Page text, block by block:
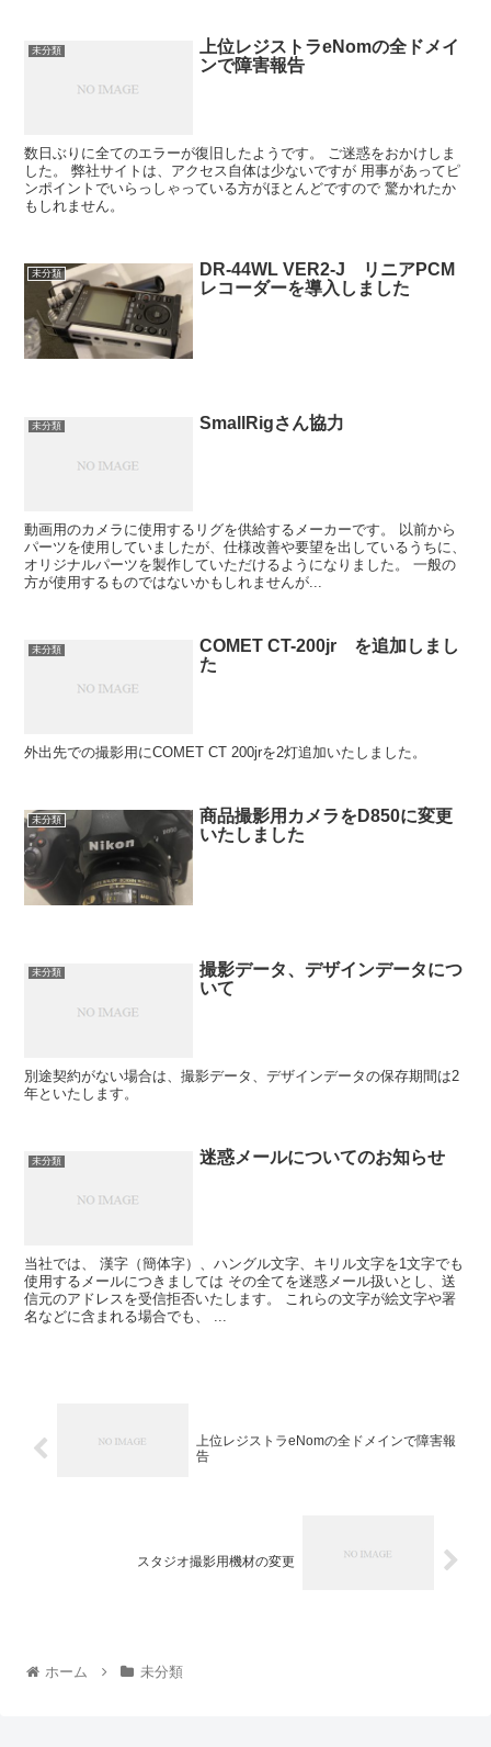
未分類
上位レジストラeNomの全ドメイ
ンで障害報告
数日ぶりに全てのエラーが復旧したようです。 ご迷惑をおかけしま
した。 弊社サイトは、アクセス自体は少ないですが 用事があってピ
ンポイントでいらっしゃっている方がほとんどですので 驚かれたか
もしれません。
未分類
DR-44WL VER2-J リニアPCM
レコーダーを導入しました
未分類 SmallRigさん協力
動画用のカメラに使用するリグを供給するメーカーです。 以前から
パーツを使用していましたが、仕様改善や要望を出しているうちに、
オリジナルパーツを製作していただけるようになりました。 一般の
方が使用するものではないかもしれませんが...
未分類
COMET CT-200jr を追加しまし
た
外出先での撮影用にCOMET CT 200jrを2灯追加いたしました。
未分類
商品撮影用カメラをD850に変更
いたしました
未分類
撮影データ、デザインデータにつ
いて
別途契約がない場合は、撮影データ、デザインデータの保存期間は2
年といたします。
未分類 迷惑メールについてのお知らせ
当社では、 漢字（簡体字）、ハングル文字、キリル文字を1文字でも
使用するメールにつきましては その全てを迷惑メール扱いとし、送
信元のアドレスを受信拒否いたします。 これらの文字が絵文字や署
名などに含まれる場合でも、 ...
上位レジストラeNomの全ドメインで障害報
告
スタジオ撮影用機材の変更
ホーム 未分類